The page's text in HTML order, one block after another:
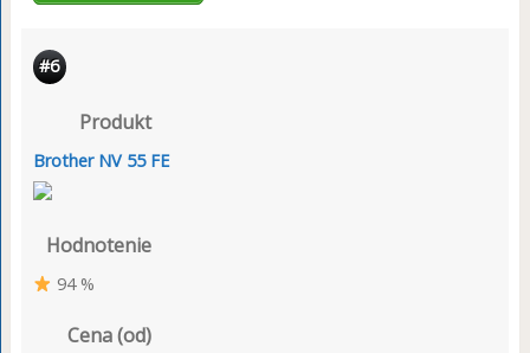
#6
Produkt
Brother NV 55 FE
Hodnotenie
94 %
Cena (od)